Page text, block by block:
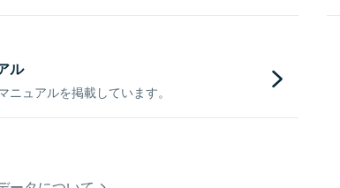
ル
ュアルを掲載しています。